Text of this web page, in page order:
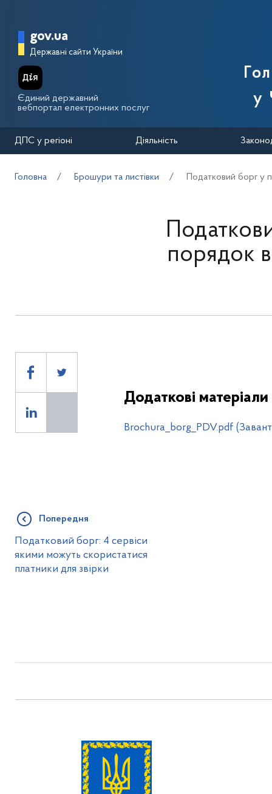
Головна сторінка Державної
gov.ua
Державні сайти України
Єдиний державний
вебпортал електронних послуг
у
ДПС у регіоні Діяльність
Головна Брошури та листівки Податковий борг у
порядок
Додаткові матеріали
Brochura_borg_PDV.pdf
Попередня
Податковий борг: 4 сервіси
якими можуть скористатися
платники для звірки